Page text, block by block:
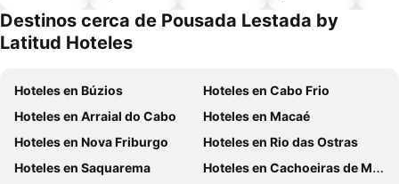
mascotas
Destinos cerca de Pousada Lestada by
Latitud Hoteles
Hoteles en Búzios
Hoteles en Cabo Frio
Hoteles en Arraial do Cabo
Hoteles en Macaé
Hoteles en Nova Friburgo
Hoteles en Rio das Ostras
Hoteles en Saquarema
Hoteles en Cachoeiras de Macacu